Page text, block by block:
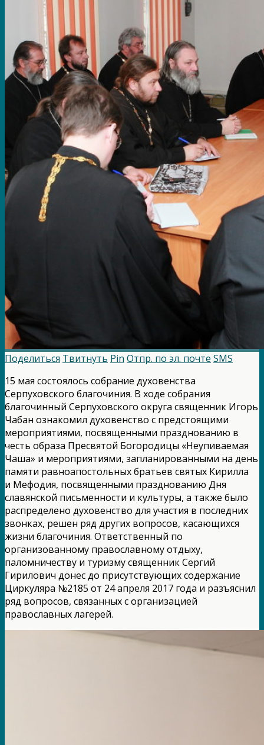
Поделиться Твитнуть Pin Отпр. по эл. почте SMS
15 мая состоялось собрание духовенства
Серпуховского благочиния. В ходе собрания
благочинный Серпуховского округа священник Игорь
Чабан ознакомил духовенство с предстоящими
мероприятиями, посвященными празднованию в
честь образа Пресвятой Богородицы «Неупиваемая
Чаша» и мероприятиями, запланированными на день
памяти равноапостольных братьев святых Кирилла
и Мефодия, посвященными празднованию Дня
славянской письменности и культуры, а также было
распределено духовенство для участия в последних
звонках, решен ряд других вопросов, касающихся
жизни благочиния. Ответственный по
организованному православному отдыху,
паломничеству и туризму священник Сергий
Гирилович донес до присутствующих содержание
Циркуляра №2185 от 24 апреля 2017 года и разъяснил
ряд вопросов, связанных с организацией
православных лагерей.